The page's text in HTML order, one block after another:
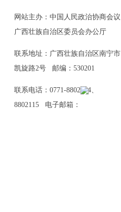
网站主办：中国人民政治协商会议
广西壮族自治区委员会办公厅
联系地址：广西壮族自治区南宁市
凯旋路2号 邮编：530201
联系电话：0771-8802114、
8802115 电子邮箱：